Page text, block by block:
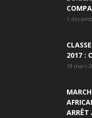
1
2017 :
18 mars
ARRÊT